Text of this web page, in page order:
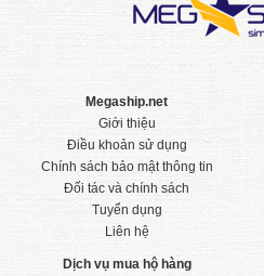
Megaship.net
Giới thiệu
Điều khoản sử dụng
Chính sách bảo mật thông tin
Đối tác và chính sách
Tuyển dụng
Liên hệ
Dịch vụ mua hộ hàng